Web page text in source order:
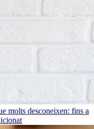
molts desconeixen: fins a